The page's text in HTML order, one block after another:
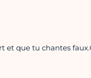
et que tu chantes